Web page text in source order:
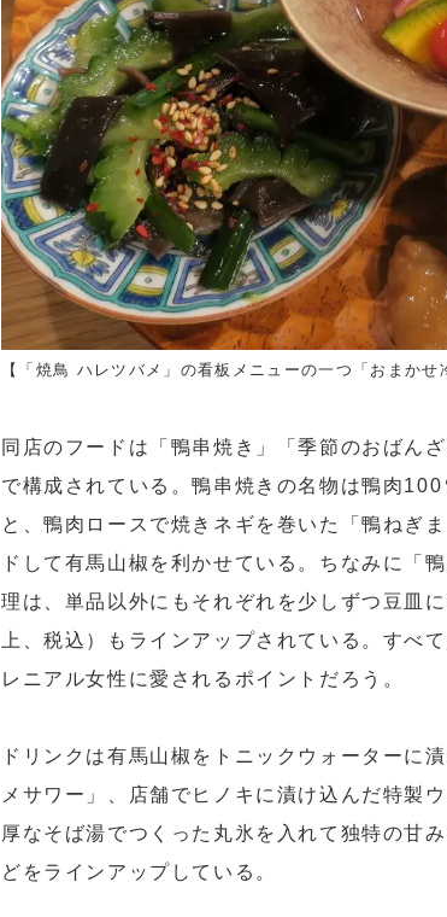
【「焼鳥 ハレツバメ」の看板メニューの一つ「おまかせ
同店のフードは「鴨串焼き」「季節のおばん
で構成されている。鴨串焼きの名物は鴨肉
と、鴨肉ロースで焼きネギを巻いた「鴨ねぎ
ドして有馬山椒を利かせている。ちなみに「
理は、単品以外にもそれぞれを少しずつ豆皿
上、税込）もラインアップされている。すべ
レニアル女性に愛されるポイントだろう。
ドリンクは有馬山椒をトニックウォーターに
メサワー」、店舗でヒノキに漬け込んだ特製
厚なそば湯でつくった丸氷を入れて独特の甘
どをラインアップしている。